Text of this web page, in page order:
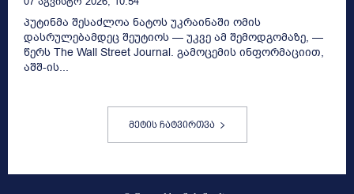
პუტინმა შესაძლოა ნატოს უკრაინაში ომის
დასრულებამდეც შეუტიოს — უკვე ამ შემოდგომაზე, —
წერს The Wall Street Journal. გამოცემის ინფორმაციით,
აშშ-ის...
მეტის ჩატვირთვა